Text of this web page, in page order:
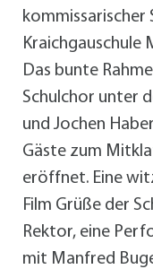
kommissarischer
Kraichgauschule
Das bunte
Schulchor unter
und Jochen
Gäste zum
eröffnet. Eine
Film Grüße der
Rektor, eine
mit Manfred